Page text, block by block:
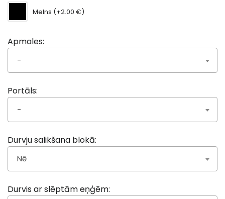
Melns (+2.00 €)
Apmales:
-
Portāls:
-
Durvju salikšana blokā:
Nē
Durvis ar slēptām eņģēm: